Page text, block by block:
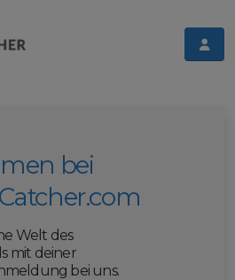
bei
Welt des
mit deiner
bei uns.